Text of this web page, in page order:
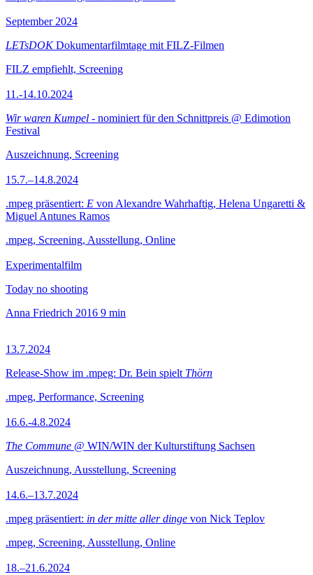
September 2024
LETsDOKDokumentarfilmtage mit FILZ-Filmen
FILZ empfiehlt, Screening
11.-14.10.2024
Wir waren Kumpel - nominiert für den Schnittpreis @ Edimotion
Festival
Auszeichnung, Screening
15.7.–14.8.2024
.mpeg präsentiert: E von Alexandre Wahrhaftig, Helena Ungaretti &
Miguel Antunes Ramos
.mpeg, Screening, Ausstellung, Online
Experimentalfilm
Today no shooting
Anna Friedrich 2016 9 min
13.7.2024
Release-Show im .mpeg: Dr. Bein spielt Thörn
.mpeg, Performance, Screening
16.6.-4.8.2024
The Commune @ WIN/WIN der Kulturstiftung Sachsen
Auszeichnung, Ausstellung, Screening
14.6.–13.7.2024
.mpeg präsentiert: in der mitte aller dinge von Nick Teplov
.mpeg, Screening, Ausstellung, Online
18.–21.6.2024